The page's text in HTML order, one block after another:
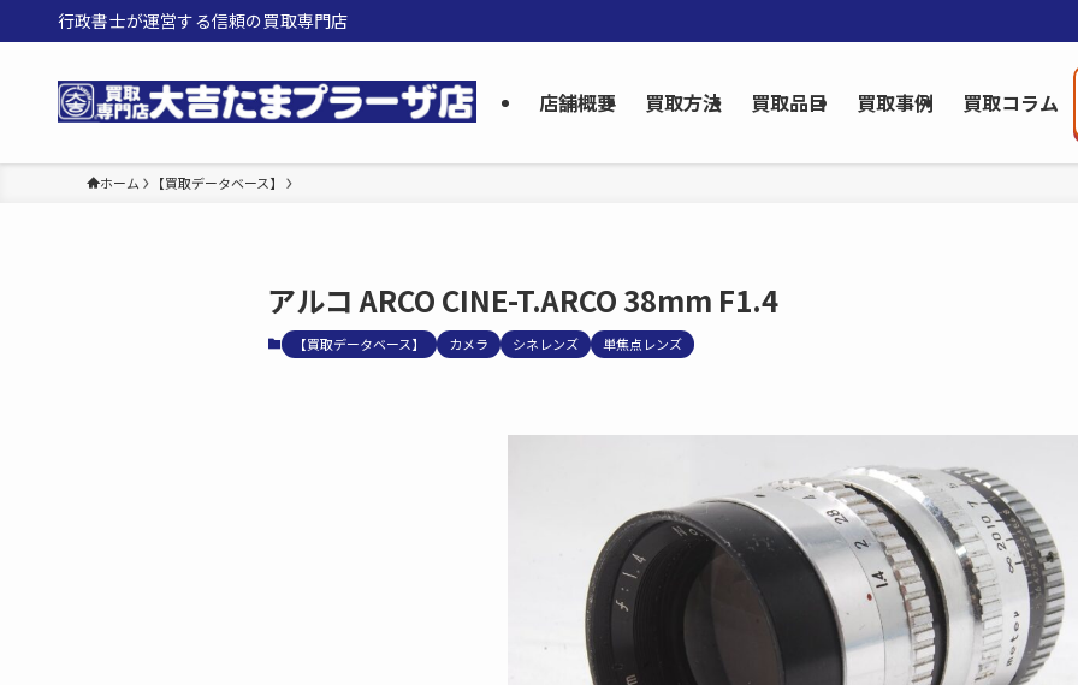
行政書士が運営する信頼の買取専門店
店舗概要 買取方法 買取品目 買取事例 買取コラム
ホーム 【買取データベース】
アルコ ARCO CINE-T.ARCO 38mm F1.4
【買取データベース】 カメラ シネレンズ 単焦点レンズ